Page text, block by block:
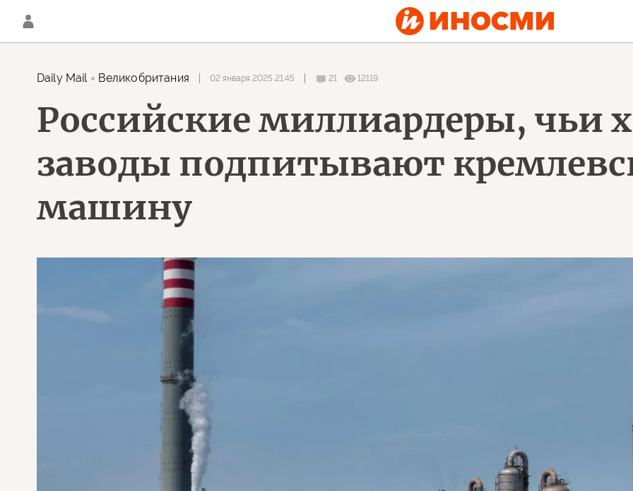
Daily Mail Великобритания 02 января 2025 21:45 21 12119
Российские миллиардеры, чьи
заводы подпитывают
машину